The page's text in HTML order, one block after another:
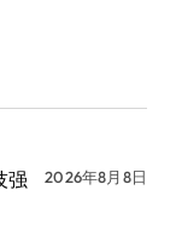
强
2026年8月8日